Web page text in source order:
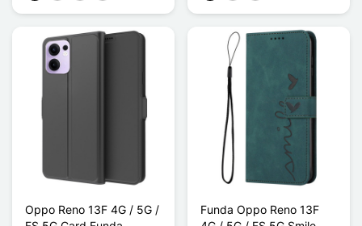
Oppo Reno 13F 4G / 5G /
Funda Oppo Reno 13F